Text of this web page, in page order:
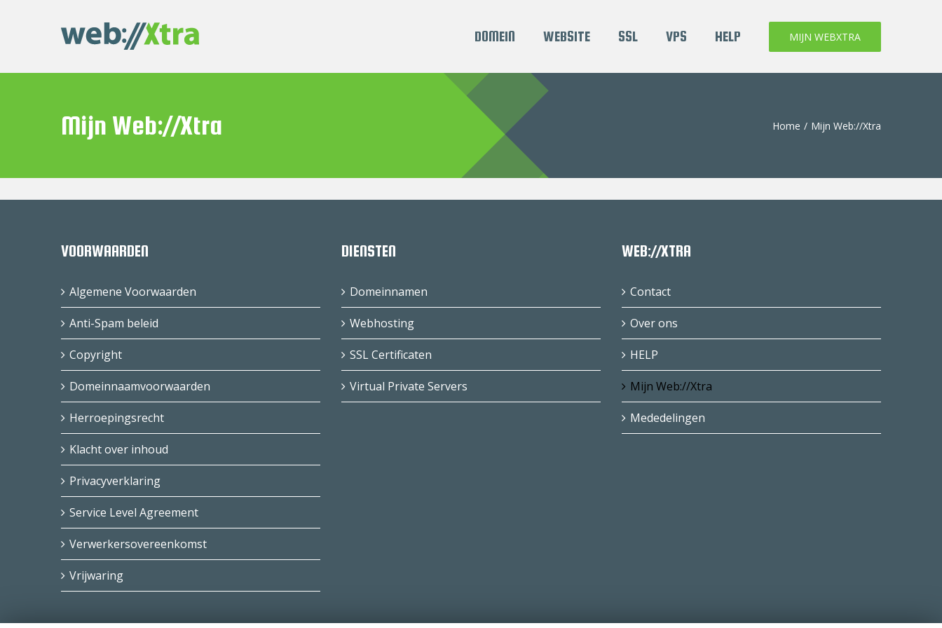
DOMEIN WEBSITE SSL VPS HELP MIJN WEBXTRA
Mijn Web://Xtra Home / Mijn Web://Xtra
VOORWAARDEN
Algemene Voorwaarden
Anti-Spam beleid
Copyright
Domeinnaamvoorwaarden
Herroepingsrecht
Klacht over inhoud
Privacyverklaring
Service Level Agreement
Verwerkersovereenkomst
Vrijwaring
DIENSTEN
Domeinnamen
Webhosting
SSL Certificaten
Virtual Private Servers
WEB://XTRA
Contact
Over ons
HELP
Mijn Web://Xtra
Mededelingen